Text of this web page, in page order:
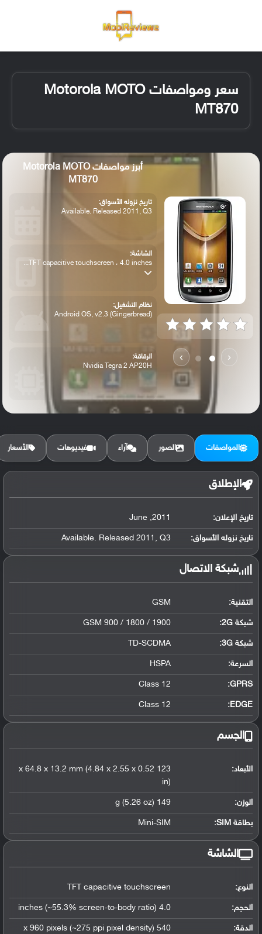
سعر ومواصفات Motorola MOTO
MT870
‹
›
أبرز مواصفات Motorola MOTO
MT870
تاريخ نزوله الأسواق:
Available. Released 2011, Q3
الشاشة:
TFT capacitive touchscreen ، 4.0 inches...
نظام التشغيل:
Android OS, v2.3 (Gingerbread)
الرقاقة:
Nvidia Tegra 2 AP20H
الرام / التخزين:
المواصفات الصور آراء فيديوهات الأسعار
الإطلاق
تاريخ الإعلان: 2011, June
تاريخ نزوله الأسواق: Available. Released 2011, Q3
شبكة الاتصال
التقنية: GSM
شبكة 2G: GSM 900 / 1800 / 1900
شبكة 3G :
TD-SCDMA
السرعة: HSPA
GPRS:
Class 12
EDGE:
Class 12
الجسم
الأبعاد:
123 x 64.8 x 13.2 mm (4.84 x 2.55 x 0.52
in)
الوزن: 149 g (5.26 oz)
بطاقة SIM: Mini-SIM
الشاشة
النوع: TFT capacitive touchscreen
الحجم: 4.0 inches (~55.3% screen-to-body ratio)
الدقة: 540 x 960 pixels (~275 ppi pixel density)